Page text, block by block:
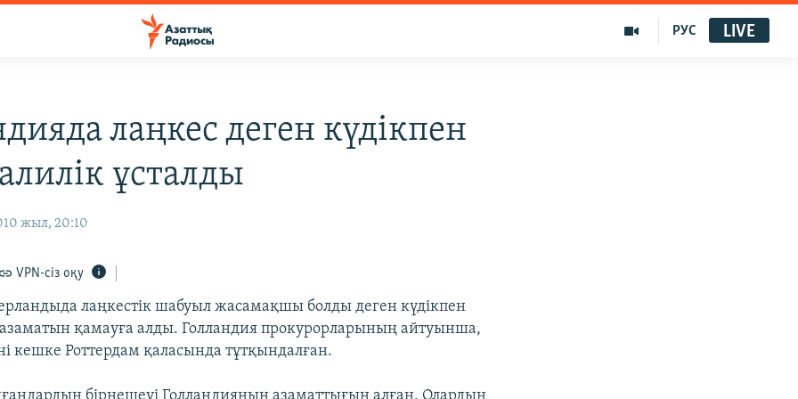
РУС LIVE
лаңкес деген күдікпен
ұсталды
жыл, 20:10
VPN-сіз оқу
лаңкестік шабуыл жасамақшы болды деген күдікпен
қамауға алды. Голландия прокурорларының айтуынша,
кешке Роттердам қаласында тұтқындалған.